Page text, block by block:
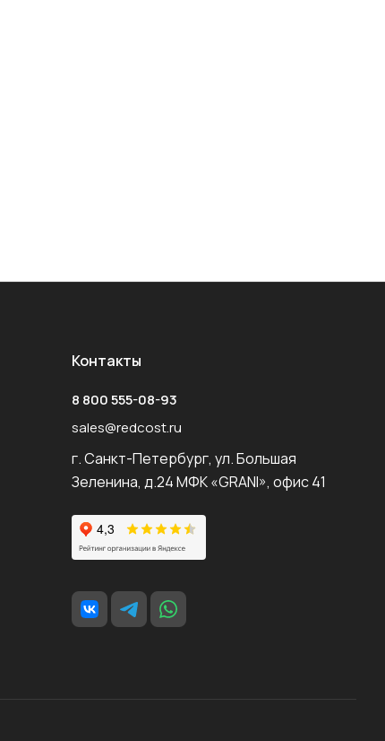
Контакты
8 800 555-08-93
sales@redcost.ru
г. Санкт-Петербург, ул. Большая
Зеленина, д.24 МФК «GRANI», офис 41